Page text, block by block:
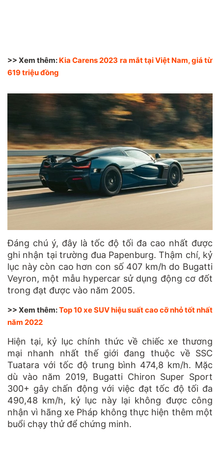
>> Xem thêm: Kia Carens 2023 ra mắt tại Việt Nam, giá từ
619 triệu đồng
Đáng chú ý, đây là tốc độ tối đa cao nhất được
ghi nhận tại trường đua Papenburg. Thậm chí, kỷ
lục này còn cao hơn con số 407 km/h do Bugatti
Veyron, một mẫu hypercar sử dụng động cơ đốt
trong đạt được vào năm 2005.
>> Xem thêm:Top 10 xe SUV hiệu suất cao cỡ nhỏ tốt nhất
năm 2022
Hiện tại, kỷ lục chính thức về chiếc xe thương
mại nhanh nhất thế giới đang thuộc về SSC
Tuatara với tốc độ trung bình 474,8 km/h. Mặc
dù vào năm 2019, Bugatti Chiron Super Sport
300+ gây chấn động với việc đạt tốc độ tối đa
490,48 km/h, kỷ lục này lại không được công
nhận vì hãng xe Pháp không thực hiện thêm một
buổi chạy thử để chứng minh.